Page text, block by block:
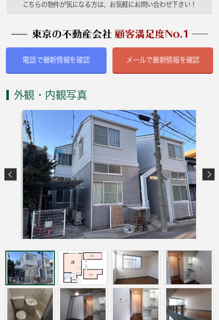
こちらの物件が気になる方は、お気軽にお問い合わせ下さい！
電話で最新情報を確認 メールで最新情報を確認
外観・内観写真